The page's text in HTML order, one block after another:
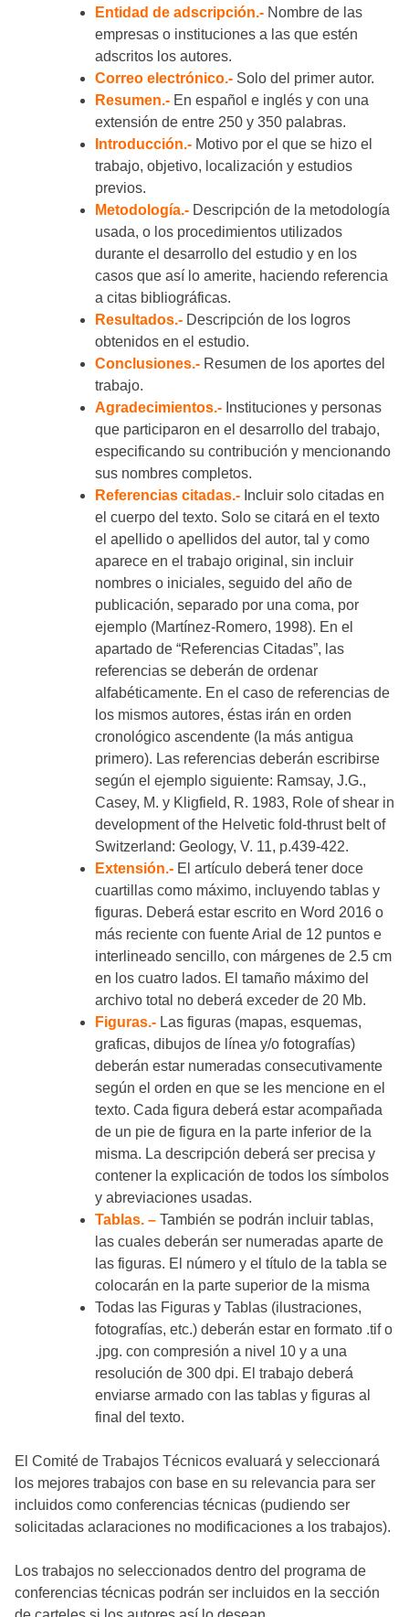
Entidad de adscripción.- Nombre de las
empresas o instituciones a las que estén
adscritos los autores.
Correo electrónico.- Solo del primer autor.
Resumen.- En español e inglés y con una
extensión de entre 250 y 350 palabras.
Introducción.- Motivo por el que se hizo el
trabajo, objetivo, localización y estudios
previos.
Metodología.- Descripción de la metodología
usada, o los procedimientos utilizados
durante el desarrollo del estudio y en los
casos que así lo amerite, haciendo referencia
a citas bibliográficas.
Resultados.- Descripción de los logros
obtenidos en el estudio.
Conclusiones.- Resumen de los aportes del
trabajo.
Agradecimientos.- Instituciones y personas
que participaron en el desarrollo del trabajo,
especificando su contribución y mencionando
sus nombres completos.
Referencias citadas.- Incluir solo citadas en
el cuerpo del texto. Solo se citará en el texto
el apellido o apellidos del autor, tal y como
aparece en el trabajo original, sin incluir
nombres o iniciales, seguido del año de
publicación, separado por una coma, por
ejemplo (Martínez-Romero, 1998). En el
apartado de “Referencias Citadas”, las
referencias se deberán de ordenar
alfabéticamente. En el caso de referencias de
los mismos autores, éstas irán en orden
cronológico ascendente (la más antigua
primero). Las referencias deberán escribirse
según el ejemplo siguiente: Ramsay, J.G.,
Casey, M. y Kligfield, R. 1983, Role of shear in
development of the Helvetic fold-thrust belt of
Switzerland: Geology, V. 11, p.439-422.
Extensión.- El artículo deberá tener doce
cuartillas como máximo, incluyendo tablas y
figuras. Deberá estar escrito en Word 2016 o
más reciente con fuente Arial de 12 puntos e
interlineado sencillo, con márgenes de 2.5 cm
en los cuatro lados. El tamaño máximo del
archivo total no deberá exceder de 20 Mb.
Figuras.- Las figuras (mapas, esquemas,
graficas, dibujos de línea y/o fotografías)
deberán estar numeradas consecutivamente
según el orden en que se les mencione en el
texto. Cada figura deberá estar acompañada
de un pie de figura en la parte inferior de la
misma. La descripción deberá ser precisa y
contener la explicación de todos los símbolos
y abreviaciones usadas.
Tablas. – También se podrán incluir tablas,
las cuales deberán ser numeradas aparte de
las figuras. El número y el título de la tabla se
colocarán en la parte superior de la misma
Todas las Figuras y Tablas (ilustraciones,
fotografías, etc.) deberán estar en formato .tif o
.jpg. con compresión a nivel 10 y a una
resolución de 300 dpi. El trabajo deberá
enviarse armado con las tablas y figuras al
final del texto.
El Comité de Trabajos Técnicos evaluará y seleccionará
los mejores trabajos con base en su relevancia para ser
incluidos como conferencias técnicas (pudiendo ser
solicitadas aclaraciones no modificaciones a los trabajos).
Los trabajos no seleccionados dentro del programa de
conferencias técnicas podrán ser incluidos en la sección